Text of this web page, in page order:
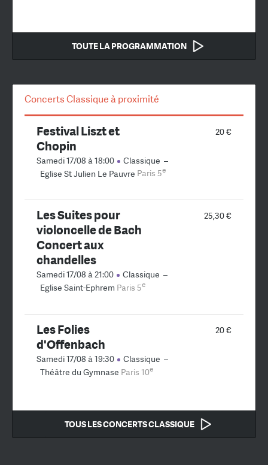
TOUTE LA PROGRAMMATION
Concerts Classique à proximité
20 €
Festival Liszt et
Chopin
Samedi 17/08 à 18:00 Classique –
Eglise St Julien Le Pauvre Paris 5e
25,30 €
Les Suites pour
violoncelle de Bach
Concert aux
chandelles
Samedi 17/08 à 21:00 Classique –
Eglise Saint-Ephrem Paris 5e
20 €
Les Folies
d'Offenbach
Samedi 17/08 à 19:30 Classique –
Théâtre du Gymnase Paris 10e
TOUS LES CONCERTS CLASSIQUE